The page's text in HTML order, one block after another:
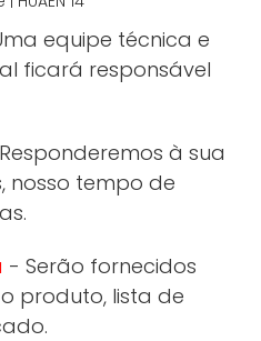
equipe técnica e
ficará responsável
à sua
nosso tempo de
- Serão fornecidos
produto, lista de